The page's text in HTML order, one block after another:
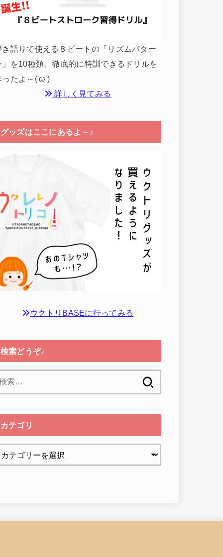
き語りで使える８ビートの「リズムパター
」を10種類、徹底的に特訓できるドリルを
ったよ～('ω')
詳しく見てみる
グッズはここにあるよ～♪
ウクトリBASEに行ってみる
検索どうぞ♪
索:
カテゴリ